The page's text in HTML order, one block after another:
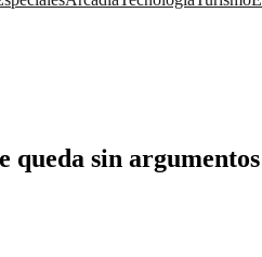
queda sin